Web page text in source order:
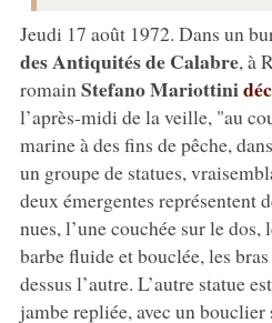
Jeudi 17 août 1972. Dans un
des Antiquités de Calabre, à
romain Stefano Mariottini
l’après-midi de la veille, "au
marine à des fins de pêche,
un groupe de statues,
deux émergentes représentent
nues, l’une couchée sur le dos,
barbe fluide et bouclée, les
dessus l’autre. L’autre statue
jambe repliée, avec un bouclier